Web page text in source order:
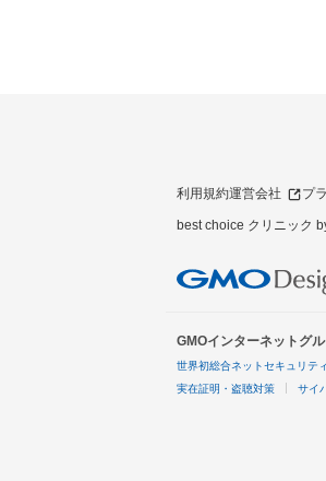
利用規約運営会社 プ
best choice クリニック
GMOインターネットグ
世界初総合ネットセキュリテ
実在証明・盗聴対策 サイ